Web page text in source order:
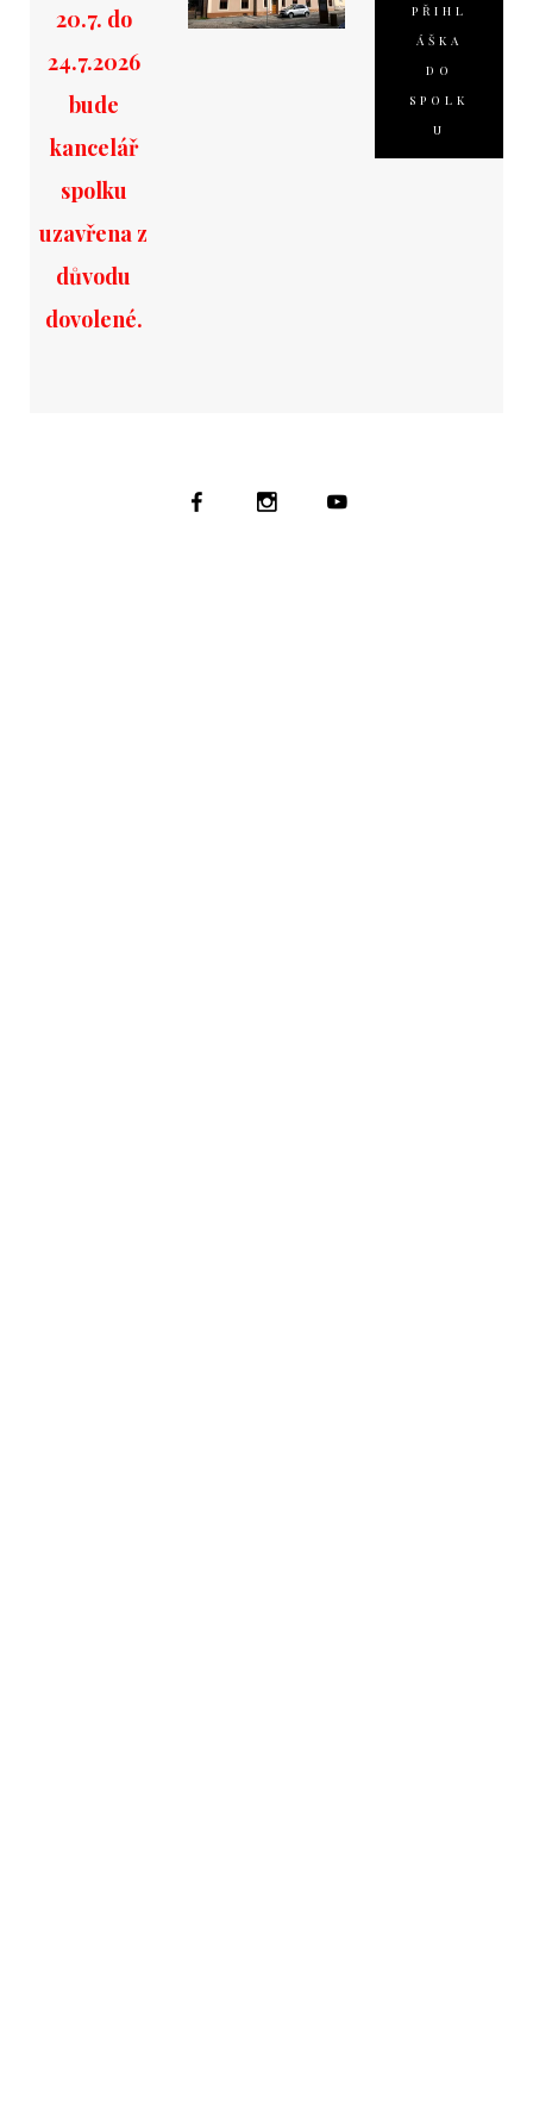
20.7. do
24.7.2026
bude
kancelář
spolku
uzavřena z
důvodu
dovolené.
PŘIHL
ÁŠKA
DO
SPOLK
U